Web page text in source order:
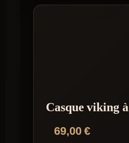
Casque viking
69,00€